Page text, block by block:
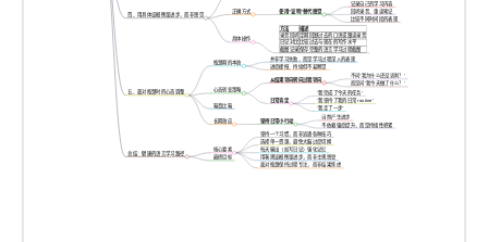
记录自己的学习内容
回听录音、重读笔记
比较不同时间段的表现
使用“证明”替代感觉
正确方式
方法
描述
录音回听 定期回顾过去的口语或跟读录音
日记对比 比较过去与现在的写作水平
截图记录 保存完整的语言学习过程截图
具体操作
四、用具体证据衡量进步，而非感觉
并非学习失败，而是学习过程深入的表现
进度缓慢、持续但不易察觉
瓶颈期的本质
不问“我为什么还没流利？”
而是问“我今天做了什么？”
从结果导向转向过程导向
“我完成了今天的任务”
“我坚持了我的日常 routine”
“我走了一步”
日常肯定
心态转变策略
喻意比喻
自然产生进步
不依赖强度提升，而是持续性积累
坚持日常小行动
长期效应
五、面对瓶颈时的心态调整
坚持一个习惯，而非追逐各种技巧
选择单一资源，避免大脑过度切换
每天输出（如写日记）强化记忆
用客观证据衡量进步，而非主观感受
面对瓶颈保持过程专注，而非结果焦虑
核心要素
最终目标
总结：健康的语言学习路径